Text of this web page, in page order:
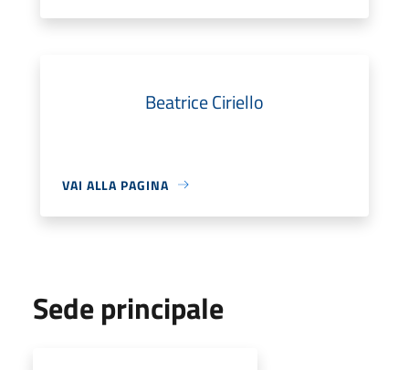
Beatrice Ciriello
VAI ALLA PAGINA
Sede principale